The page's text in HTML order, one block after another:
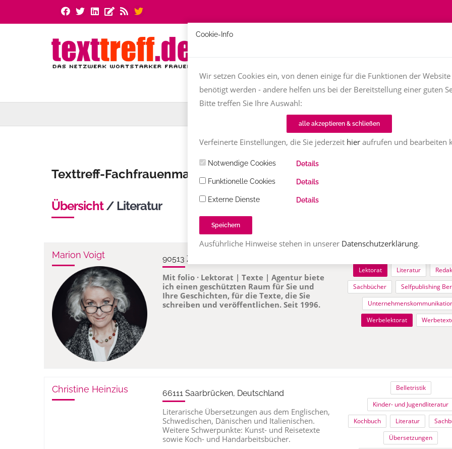
Home Fachfrauenmarkt Literatur
Texttreff-Fachfrauenmarkt
Übersicht/ Literatur
Marion Voigt 90513 Zirndorf, Deutschland
Mit folio · Lektorat | Texte | Agentur biete
ich einen geschützten Raum für Sie und
Ihre Geschichten, für die Texte, die Sie
schreiben und veröffentlichen. Seit 1996.
Lektorat
Literatur
Sachbücher
Selfpublishing
Werbelektorat
Christine Heinzius 66111 Saarbrücken, Deutschland
Literarische Übersetzungen aus dem Englischen,
Schwedischen, Dänischen und Italienischen.
Weitere Schwerpunkte: Kunst- und Reisetexte
sowie Koch- und Handarbeitsbücher.
Belletristik
Kinder- und Jugendliteratur
Kochbuch
Literatur
Übersetzungen
Cookie-Info
Wir setzen Cookies ein, von denen einige für die Funktionen der Website
benötigt werden - andere helfen uns bei der Bereitstellung einer guten
Bitte treffen Sie Ihre Auswahl:
alle akzeptieren & schließen
Verfeinerte Einstellungen, die Sie jederzeit hieraufrufen und bearbeiten
Notwendige Cookies Details
Funktionelle Cookies Details
Externe Dienste Details
Speichern
Ausführliche Hinweise stehen in unserer Datenschutzerklärung.